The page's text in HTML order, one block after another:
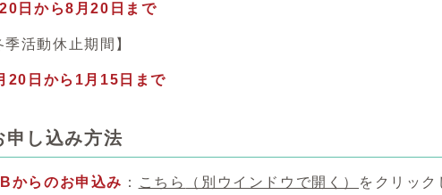
日から8月20日まで
季活動休止期間】
20日から1月15日まで
申し込み方法
からのお申込み ： こちら （別ウインドウで開く）
をクリッ